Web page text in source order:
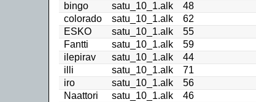
bingo
satu_10_1.alk 48
colorado
satu_10_1.alk 62
ESKO
satu_10_1.alk 55
Fantti
satu_10_1.alk 59
ilepirav
satu_10_1.alk 44
illi
satu_10_1.alk 71
iro
satu_10_1.alk 56
Naattori
satu_10_1.alk 46